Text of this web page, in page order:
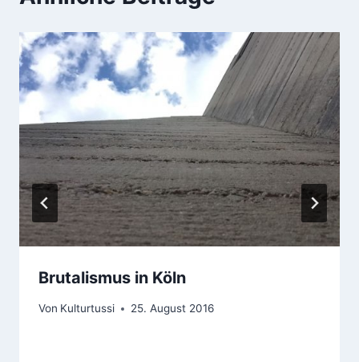
Brutalismus in Köln
Von Kulturtussi 25. August 2016